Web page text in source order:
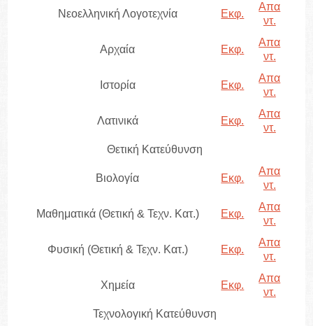
Νεοελληνική Λογοτεχνία Εκφ.
Απα
ντ.
Αρχαία Εκφ.
Απα
ντ.
Ιστορία Εκφ.
Απα
ντ.
Λατινικά Εκφ.
Απα
ντ.
Θετική Κατεύθυνση
Βιολογία Εκφ.
Απα
ντ.
Μαθηματικά (Θετική & Τεχν. Κατ.) Εκφ.
Απα
ντ.
Φυσική (Θετική & Τεχν. Κατ.) Εκφ.
Απα
ντ.
Χημεία Εκφ.
Απα
ντ.
Τεχνολογική Κατεύθυνση